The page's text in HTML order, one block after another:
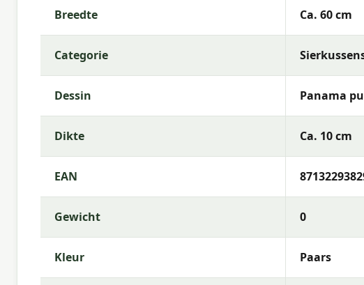
Rits:Ja (hoes afneembaar)
Kleurechtheid:6 of 8
Garantie:2 jaar
Gebruiksinstructies
zeepwater. Laat het kussen volledig drogen voordat je het
Meer informatie of advies nodig?
Heb je vragen over de Madison sierkussen Panama purple
van Madison? Neem gerust contact met ons op via
helpt je graag bij de keuze die het beste past bij jouw terras
Waarom Madison?
Breedte Ca. 60 cm
Categorie
Dessin Panama
Dikte Ca. 10 cm
EAN
Gewicht 0
Kleur Paars